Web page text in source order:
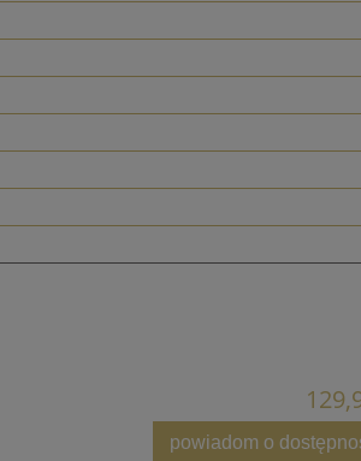
powiadom o